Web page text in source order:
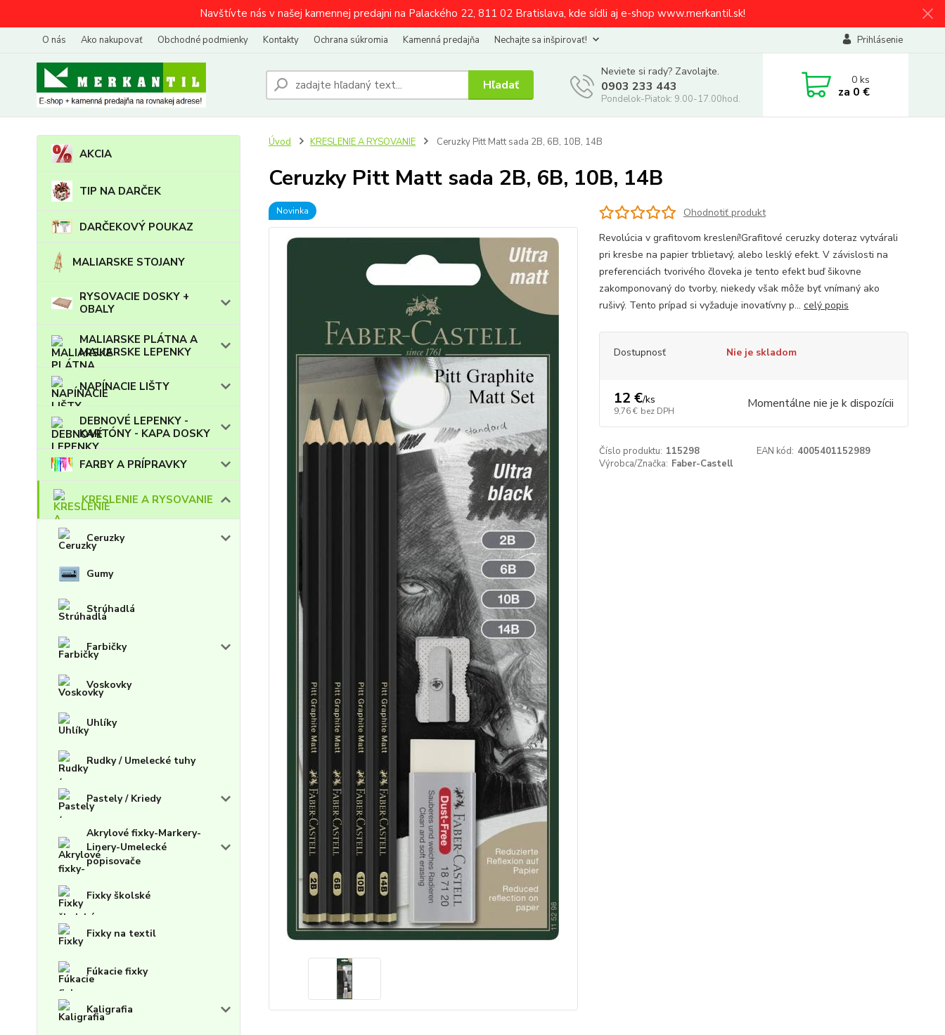
Navštívte nás v našej kamennej predajni na Palackého 22, 811 02 Bratislava, kde sídli aj e-shop www.merkantil.sk!
O nás Ako nakupovať Obchodné podmienky Kontakty Ochrana súkromia Kamenná predajňa Nechajte sa inšpirovať! Prihlásenie
Hľadať
Neviete si rady? Zavolajte.
0903 233 443
Pondelok-Piatok: 9.00-17.00hod.
0ks
za 0 €
AKCIA
TIP NA DARČEK
DARČEKOVÝ POUKAZ
MALIARSKE STOJANY
RYSOVACIE DOSKY +
OBALY
MALIARSKE PLÁTNA A
MALIARSKE LEPENKY
NAPÍNACIE LIŠTY
DEBNOVÉ LEPENKY -
KARTÓNY - KAPA DOSKY
FARBY A PRÍPRAVKY
KRESLENIE A RYSOVANIE
Ceruzky
Gumy
Strúhadlá
Farbičky
Voskovky
Uhlíky
Rudky / Umelecké tuhy
Pastely / Kriedy
Akrylové fixky-Markery-
Linery-Umelecké
popisovače
Fixky školské
Fixky na textil
Fúkacie fixky
Kaligrafia
Úvod KRESLENIE A RYSOVANIE Ceruzky Pitt Matt sada 2B, 6B, 10B, 14B
Ceruzky Pitt Matt sada 2B, 6B, 10B, 14B
Novinka
Ohodnotiť produkt
Revolúcia v grafitovom kreslení!Grafitové ceruzky doteraz vytvárali
pri kresbe na papier trblietavý, alebo lesklý efekt. V závislosti na
preferenciách tvorivého človeka je tento efekt buď šikovne
zakomponovaný do tvorby, niekedy však môže byť vnímaný ako
rušivý. Tento prípad si vyžaduje inovatívny p... celý popis
Dostupnosť Nie je skladom
12 €/ks
9,76 € bez DPH Momentálne nie je k dispozícii
Číslo produktu: 115298 EAN kód: 4005401152989
Výrobca/Značka: Faber-Castell